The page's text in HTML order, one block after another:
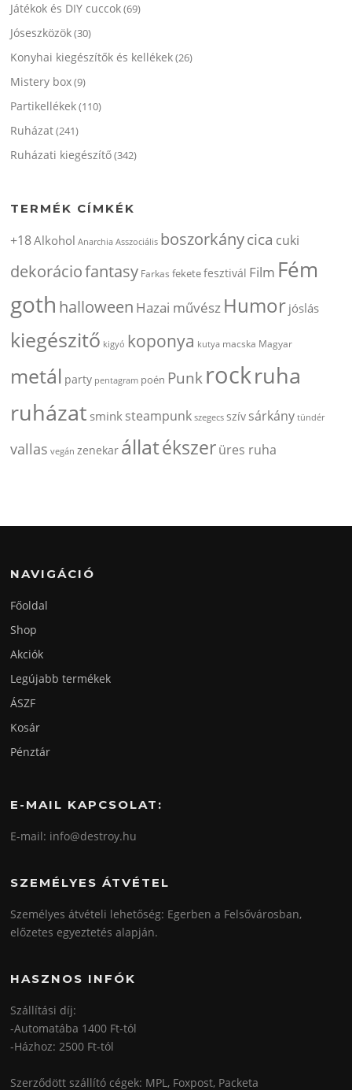
Játékok és DIY cuccok(69)
Jóseszközök(30)
Konyhai kiegészítők és kellékek(26)
Mistery box(9)
Partikellékek(110)
Ruházat(241)
Ruházati kiegészítő(342)
TERMÉK CÍMKÉK
+18Alkohol Anarchia Asszociális boszorkánycica cuki
dekoráciofantasy Farkas feketefesztivál Film Fém
goth halloween Hazai művész Humor jóslás
kiegészitő kigyó koponya kutya macska Magyar
metál party pentagram poén Punkrockruha
ruházat smink steampunk szegecs szív sárkány tündér
vallas vegán zenekar állatékszerüres ruha
NAVIGÁCIÓ
Főoldal
Shop
Akciók
Legújabb termékek
ÁSZF
Kosár
Pénztár
E-MAIL KAPCSOLAT:
E-mail: info@destroy.hu
SZEMÉLYES ÁTVÉTEL
Személyes átvételi lehetőség: Egerben a Felsővárosban,
előzetes egyeztetés alapján.
HASZNOS INFÓK
Szállítási díj:
-Automatába 1400 Ft-tól
-Házhoz: 2500 Ft-tól
Szerződött szállító cégek: MPL, Foxpost, Packeta